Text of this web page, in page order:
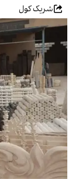
شریک کول